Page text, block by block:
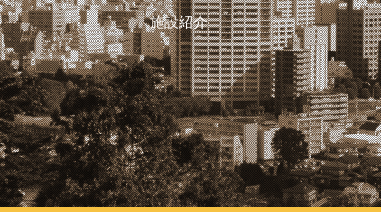
施設紹介